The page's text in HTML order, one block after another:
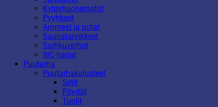
Kylpyhuonematot
Pyyhkeet
Ammeet ja potat
Saunatarvikkeet
Suihkuverhot
WC-harjat
Puutarha
Puutarhakalusteet
Setit
Pöydät
Tuolit